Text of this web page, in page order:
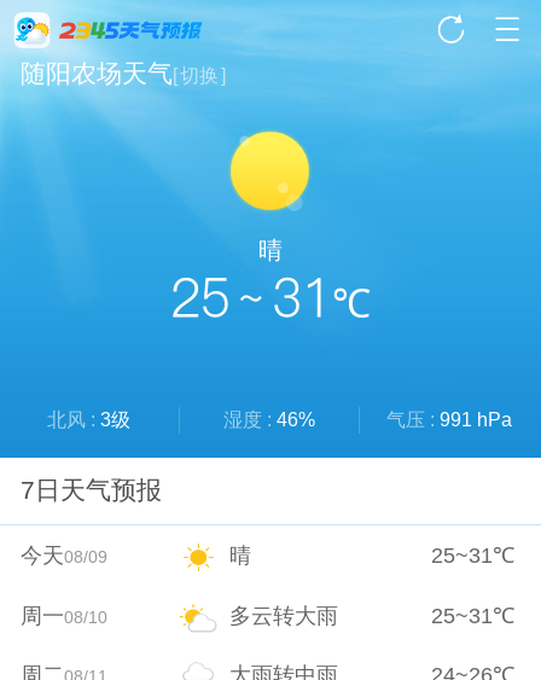
随阳农场天气[切换]
晴
25 ~ 31 ℃
北风 :3级 湿度 : 46% 气压 : 991 hPa
7日天气预报
今天08/09 晴 25~31℃
周一08/10 多云转大雨 25~31℃
周二 大雨转中雨 24~26℃